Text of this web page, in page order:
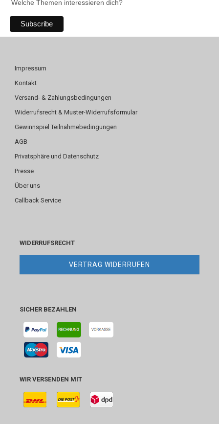
Welche Themen interessieren dich?
Impressum
Kontakt
Versand- & Zahlungsbedingungen
Widerrufsrecht & Muster-Widerrufsformular
Gewinnspiel Teilnahmebedingungen
AGB
Privatsphäre und Datenschutz
Presse
Über uns
Callback Service
WIDERRUFSRECHT
VERTRAG WIDERRUFEN
SICHER BEZAHLEN
WIR VERSENDEN MIT